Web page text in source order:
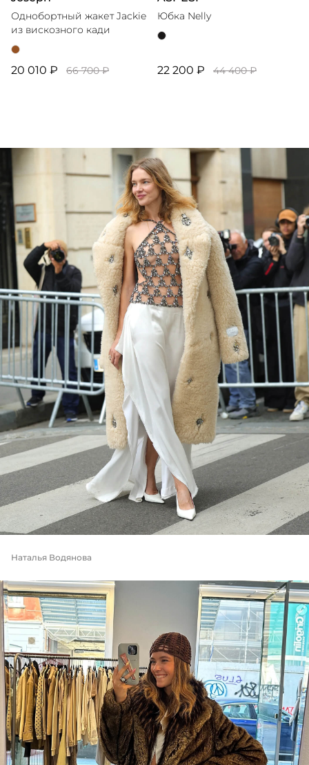
Однобортный жакет Jackie
из вискозного кади
20 010 ₽ 66 700 ₽
Юбка Nelly
22 200 ₽ 44 400 ₽
Наталья Водянова